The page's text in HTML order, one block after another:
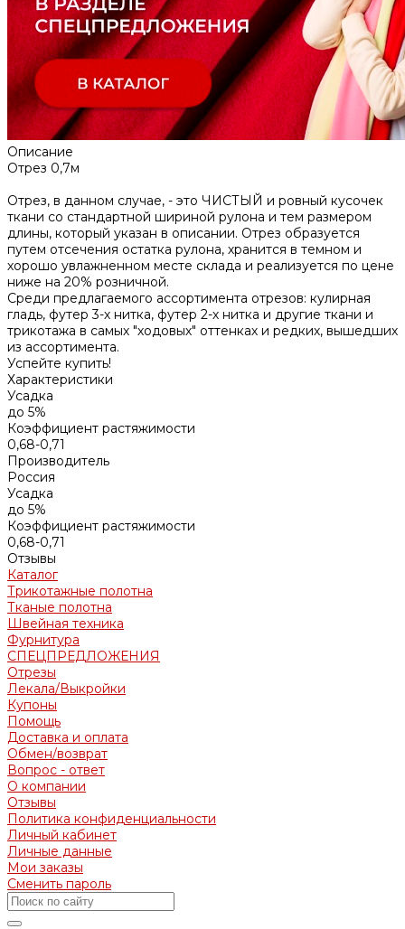
Описание
Отрез 0,7м
Отрез, в данном случае, - это ЧИСТЫЙ и ровный кусочек
ткани со стандартной шириной рулона и тем размером
длины, который указан в описании. Отрез образуется
путем отсечения остатка рулона, хранится в темном и
хорошо увлажненном месте склада и реализуется по цене
ниже на 20% розничной.
Среди предлагаемого ассортимента отрезов: кулирная
гладь, футер 3-х нитка, футер 2-х нитка и другие ткани и
трикотажа в самых "ходовых" оттенках и редких, вышедших
из ассортимента.
Успейте купить!
Характеристики
Усадка
до 5%
Коэффициент растяжимости
0,68-0,71
Производитель
Россия
Усадка
до 5%
Коэффициент растяжимости
0,68-0,71
Отзывы
Каталог
Трикотажные полотна
Тканые полотна
Швейная техника
Фурнитура
СПЕЦПРЕДЛОЖЕНИЯ
Отрезы
Лекала/Выкройки
Купоны
Помощь
Доставка и оплата
Обмен/возврат
Вопрос - ответ
О компании
Отзывы
Политика конфиденциальности
Личный кабинет
Личные данные
Мои заказы
Сменить пароль